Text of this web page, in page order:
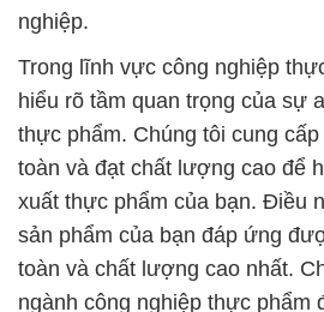
toàn và đạt chất lượng cao để
xuất thực phẩm của bạn. Điều
sản phẩm của bạn đáp ứng
toàn và chất lượng cao nhất.
ngành công nghiệp thực phẩm
với nhiều thách thức và yêu
sự hỗ trợ của chúng tôi, bạn có
duy trì và nâng cao chất lượng
Hãy để Công ty hóa chất Đắc